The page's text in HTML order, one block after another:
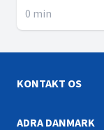
0 min
KONTAKT OS
ADRA DANMARK